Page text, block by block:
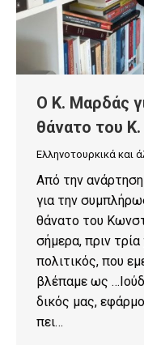
Ο Κ. Μαρδάς
θάνατο του
Ελληνοτουρκικά και
Από την
για την
θάνατο του
σήμερα, πριν
πολιτικός, που
βλέπαμε ως
δικός μας,
πει…